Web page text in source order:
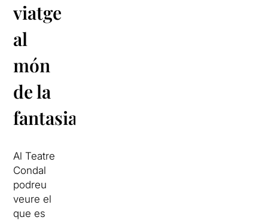
viatge
al
món
de la
fantasia
Al Teatre
Condal
podreu
veure el
que es